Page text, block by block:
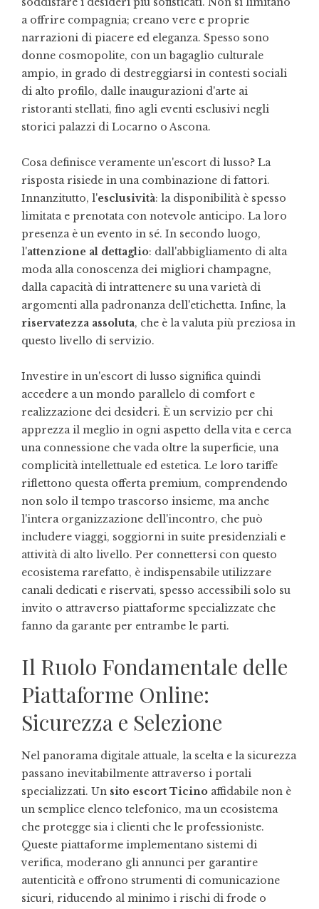
a offrire compagnia; creano vere e proprie
narrazioni di piacere ed eleganza. Spesso sono
donne cosmopolite, con un bagaglio culturale
ampio, in grado di destreggiarsi in contesti sociali
di alto profilo, dalle inaugurazioni d'arte ai
ristoranti stellati, fino agli eventi esclusivi negli
storici palazzi di Locarno o Ascona.
Cosa definisce veramente un'escort di lusso? La
risposta risiede in una combinazione di fattori.
Innanzitutto, l'esclusività: la disponibilità è spesso
limitata e prenotata con notevole anticipo. La loro
presenza è un evento in sé. In secondo luogo,
l'attenzione al dettaglio: dall'abbigliamento di alta
moda alla conoscenza dei migliori champagne,
dalla capacità di intrattenere su una varietà di
argomenti alla padronanza dell'etichetta. Infine, la
riservatezza assoluta, che è la valuta più preziosa in
questo livello di servizio.
Investire in un'escort di lusso significa quindi
accedere a un mondo parallelo di comfort e
realizzazione dei desideri. È un servizio per chi
apprezza il meglio in ogni aspetto della vita e cerca
una connessione che vada oltre la superficie, una
complicità intellettuale ed estetica. Le loro tariffe
riflettono questa offerta premium, comprendendo
non solo il tempo trascorso insieme, ma anche
l'intera organizzazione dell'incontro, che può
includere viaggi, soggiorni in suite presidenziali e
attività di alto livello. Per connettersi con questo
ecosistema rarefatto, è indispensabile utilizzare
canali dedicati e riservati, spesso accessibili solo su
invito o attraverso piattaforme specializzate che
fanno da garante per entrambe le parti.
Il Ruolo Fondamentale delle
Piattaforme Online:
Sicurezza e Selezione
Nel panorama digitale attuale, la scelta e la sicurezza
passano inevitabilmente attraverso i portali
specializzati. Un sito escort Ticino affidabile non è
un semplice elenco telefonico, ma un ecosistema
che protegge sia i clienti che le professioniste.
Queste piattaforme implementano sistemi di
verifica, moderano gli annunci per garantire
autenticità e offrono strumenti di comunicazione
sicuri, riducendo al minimo i rischi di frode o